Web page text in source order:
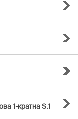
1-кратна S.1